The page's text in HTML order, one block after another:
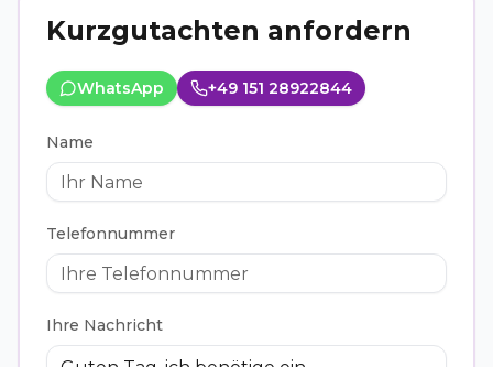
Kurzgutachten anfordern
WhatsApp +49 151 28922844
Name
Telefonnummer
Ihre Nachricht